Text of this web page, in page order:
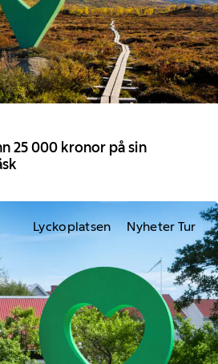
25 000 kronor på sin
Lyckoplatsen Nyheter Tur